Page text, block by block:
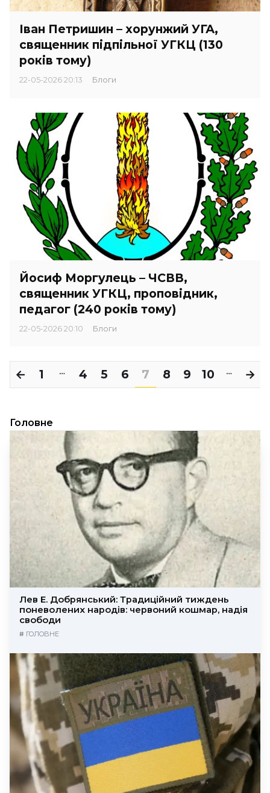
Іван Петришин – хорунжий УГА,
священник підпільної УГКЦ (130
років тому)
22-05-2026 20:13 Блоги
Йосиф Моргулець – ЧСВВ,
священник УГКЦ, проповідник,
педагог (240 років тому)
22-05-2026 20:10 Блоги
← 1 … 4 5 6 7 8 9 10 … →
Головне
Лев Е. Добрянський: Традиційний тиждень
поневолених народів: червоний кошмар, надія
свободи
# ГОЛОВНЕ